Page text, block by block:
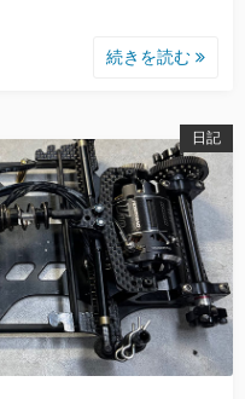
続きを読む
日記